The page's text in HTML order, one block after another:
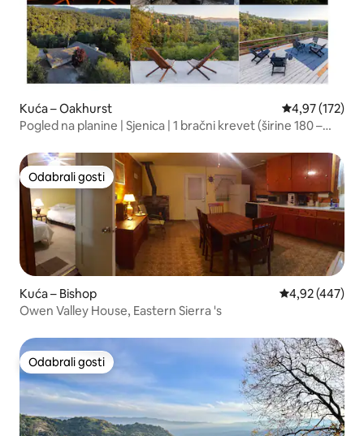
Kuća – Oakhurst Prosječna
4,97 (172)
Pogled na planine | Sjenica | 1 bračni krevet (širine 180 –
Odabrali gosti
Odabrali gosti
Kuća – Bishop Prosječna
4,92 (447)
Owen Valley House, Eastern Sierra 's
Odabrali gosti
Odabrali gosti